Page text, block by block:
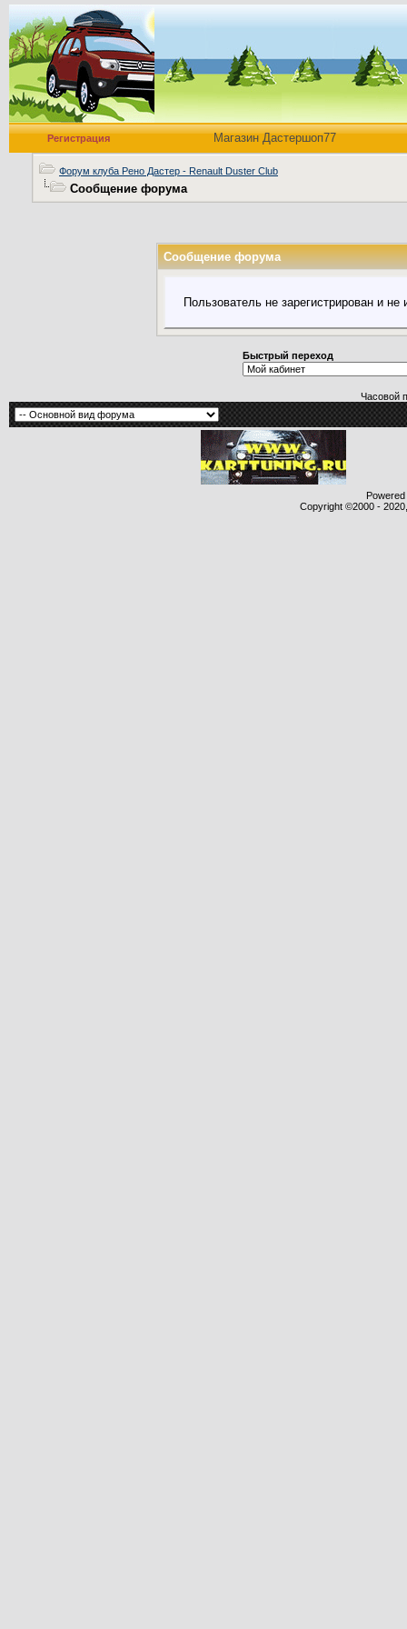
Регистрация Магазин Дастершоп77
Форум клуба Рено Дастер - Renault Duster Club
Сообщение форума
Сообщение форума
Пользователь не зарегистрирован и
Быстрый переход
Часовой
Copyright ©2000 -